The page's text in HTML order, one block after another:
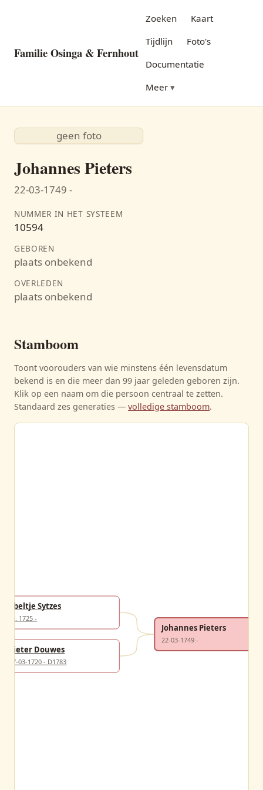
Familie Osinga & Fernhout
Zoeken
Kaart
Tijdlijn
Foto's
Documentatie
Meer
geen foto
Johannes Pieters
22-03-1749 -
NUMMER IN HET SYSTEEM
10594
GEBOREN
plaats onbekend
OVERLEDEN
plaats onbekend
Stamboom
Toont voorouders van wie minstens één levensdatum
bekend is en die meer dan 99 jaar geleden geboren zijn.
Klik op een naam om die persoon centraal te zetten.
Standaard zes generaties — volledige stamboom.
Ybeltje Sytzes
ca. 1725 -
Pieter Douwes
17-03-1720 - D1783
Johannes Pieters
22-03-1749 -